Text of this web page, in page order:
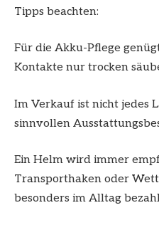
Tipps beachten:
Für die Akku-Pflege
Kontakte nur trocken
Im Verkauf ist nicht jedes
sinnvollen
Ein Helm wird immer
Transporthaken oder
besonders im Alltag